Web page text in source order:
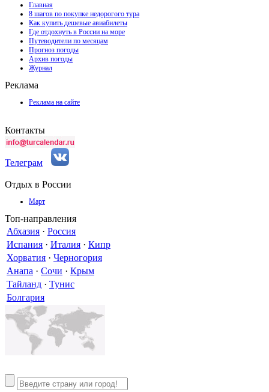
Главная
8 шагов по покупке недорогого тура
Как купить дешевые авиабилеты
Где отдохнуть в России на море
Путеводители по месяцам
Прогноз погоды
Архив погоды
Журнал
Реклама
Реклама на сайте
Контакты
Телеграм
Отдых в России
Март
Топ-направления
Абхазия · Россия
Испания · Италия · Кипр
Хорватия · Черногория
Анапа · Сочи · Крым
Тайланд · Тунис
Болгария